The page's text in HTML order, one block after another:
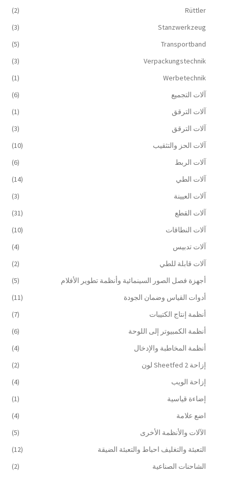
Rüttler
(2)
Stanzwerkzeug
(3)
Transportband
(5)
Verpackungstechnik
(3)
Werbetechnik
(1)
آلات التجميع
(6)
آلات الترقق
(1)
آلات الترقق
(3)
آلات الحز والتثقيب
(10)
آلات الربط
(6)
آلات الطي
(14)
آلات العيينة
(3)
آلات القطع
(31)
آلات النطاقات
(10)
آلات تدبيس
(4)
آلات قابلة للطي
(2)
أجهزة فصل الصور السينمائية وأنظمة تطوير الأفلام
(5)
أدوات القياس وضمان الجودة
(11)
أنظمة إنتاج الكتيبات
(7)
أنظمة الكمبيوتر إلى اللوحة
(6)
أنظمة المخاطبة والإدخال
(4)
إزاحة Sheetfed 2 لون
(2)
إزاحة الويب
(4)
إضاءة قياسية
(1)
اضع علامة
(4)
الآلات والأنظمة الأخرى
(5)
التعبئة والتغليف احباط والتعبئة الضيقة
(12)
الشاحنات الصناعية
(2)